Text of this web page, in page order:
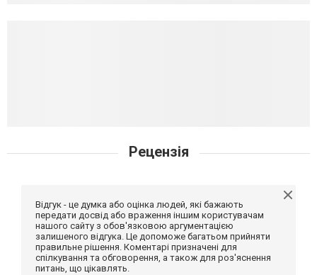
Рецензія
Відгук - це думка або оцінка людей, які бажають
передати досвід або враження іншим користувачам
нашого сайту з обов'язковою аргументацією
залишеного відгука. Це допоможе багатьом прийняти
правильне рішення. Коментарі призначені для
спілкування та обговорення, а також для роз'яснення
питань, що цікавлять.